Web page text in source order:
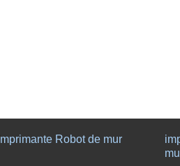
Imprimante Robot de mur